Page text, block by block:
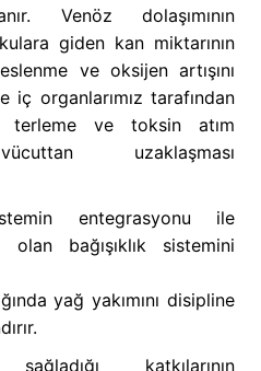
Venöz dolaşımının
giden kan miktarının
ve oksijen artışını
iç organlarımız tarafından
terleme ve toksin atım
uzaklaşması
entegrasyonu ile
olan bağışıklık sistemini
yağ yakımını disipline
katkılarının